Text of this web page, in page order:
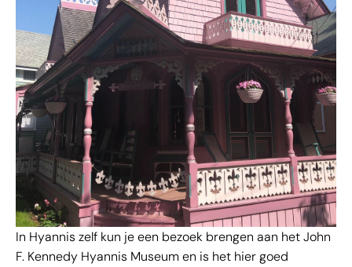
In Hyannis zelf kun je een bezoek brengen aan het John
F. Kennedy Hyannis Museum en is het hier goed